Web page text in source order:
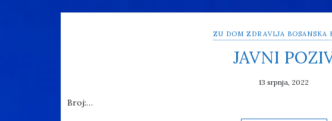
ZU DOM ZDRAVLJA BOSANSKA
JAVNI
13 srpnja, 2022
Broj:…